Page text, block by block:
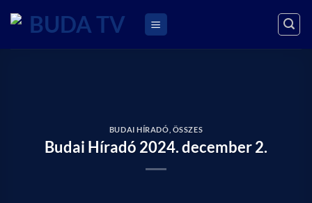
BUDAI HÍRADÓ ÖSSZES
Budai Híradó 2024. december 2.